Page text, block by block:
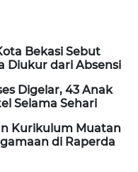
Bekasi Sebut
Diukur dari Absensi
Digelar, 43 Anak
Selama Sehari
Kurikulum Muatan
di Raperda